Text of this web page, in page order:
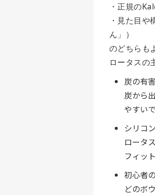
・正規の
・見た目
ん」）
のどちらも
ロータスの
炭の有
炭から
やすいで
シリコ
ロータ
フィッ
初心者
どのボ